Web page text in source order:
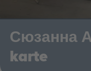
Сюзанна
karte